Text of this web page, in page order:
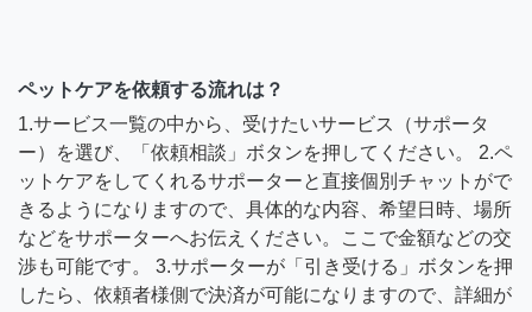
ペットケアを依頼する流れは？
1.サービス一覧の中から、受けたいサービス（サポータ
ー）を選び、「依頼相談」ボタンを押してください。 2.ペ
ットケアをしてくれるサポーターと直接個別チャットがで
きるようになりますので、具体的な内容、希望日時、場所
などをサポーターへお伝えください。ここで金額などの交
渉も可能です。 3.サポーターが「引き受ける」ボタンを押
したら、依頼者様側で決済が可能になりますので、詳細が